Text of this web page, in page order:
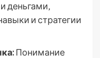
деньгами‚
и стратегии
Понимание